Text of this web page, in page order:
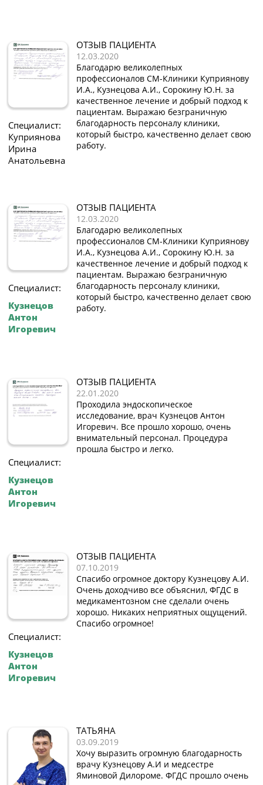
Специалист:
Куприянова
Ирина
Анатольевна
ОТЗЫВ ПАЦИЕНТА
12.03.2020
Благодарю великолепных
профессионалов СМ-Клиники Куприянову
И.А., Кузнецова А.И., Сорокину Ю.Н. за
качественное лечение и добрый подход к
пациентам. Выражаю безграничную
благодарность персоналу клиники,
который быстро, качественно делает свою
работу.
Специалист:
Кузнецов
Антон
Игоревич
ОТЗЫВ ПАЦИЕНТА
12.03.2020
Благодарю великолепных
профессионалов СМ-Клиники Куприянову
И.А., Кузнецова А.И., Сорокину Ю.Н. за
качественное лечение и добрый подход к
пациентам. Выражаю безграничную
благодарность персоналу клиники,
который быстро, качественно делает свою
работу.
Специалист:
Кузнецов
Антон
Игоревич
ОТЗЫВ ПАЦИЕНТА
22.01.2020
Проходила эндоскопическое
исследование, врач Кузнецов Антон
Игоревич. Все прошло хорошо, очень
внимательный персонал. Процедура
прошла быстро и легко.
Специалист:
Кузнецов
Антон
Игоревич
ОТЗЫВ ПАЦИЕНТА
07.10.2019
Спасибо огромное доктору Кузнецову А.И.
Очень доходчиво все объяснил, ФГДС в
медикаментозном сне сделали очень
хорошо. Никаких неприятных ощущений.
Спасибо огромное!
ТАТЬЯНА
03.09.2019
Хочу выразить огромную благодарность
врачу Кузнецову А.И и медсестре
Яминовой Дилороме. ФГДС прошло очень